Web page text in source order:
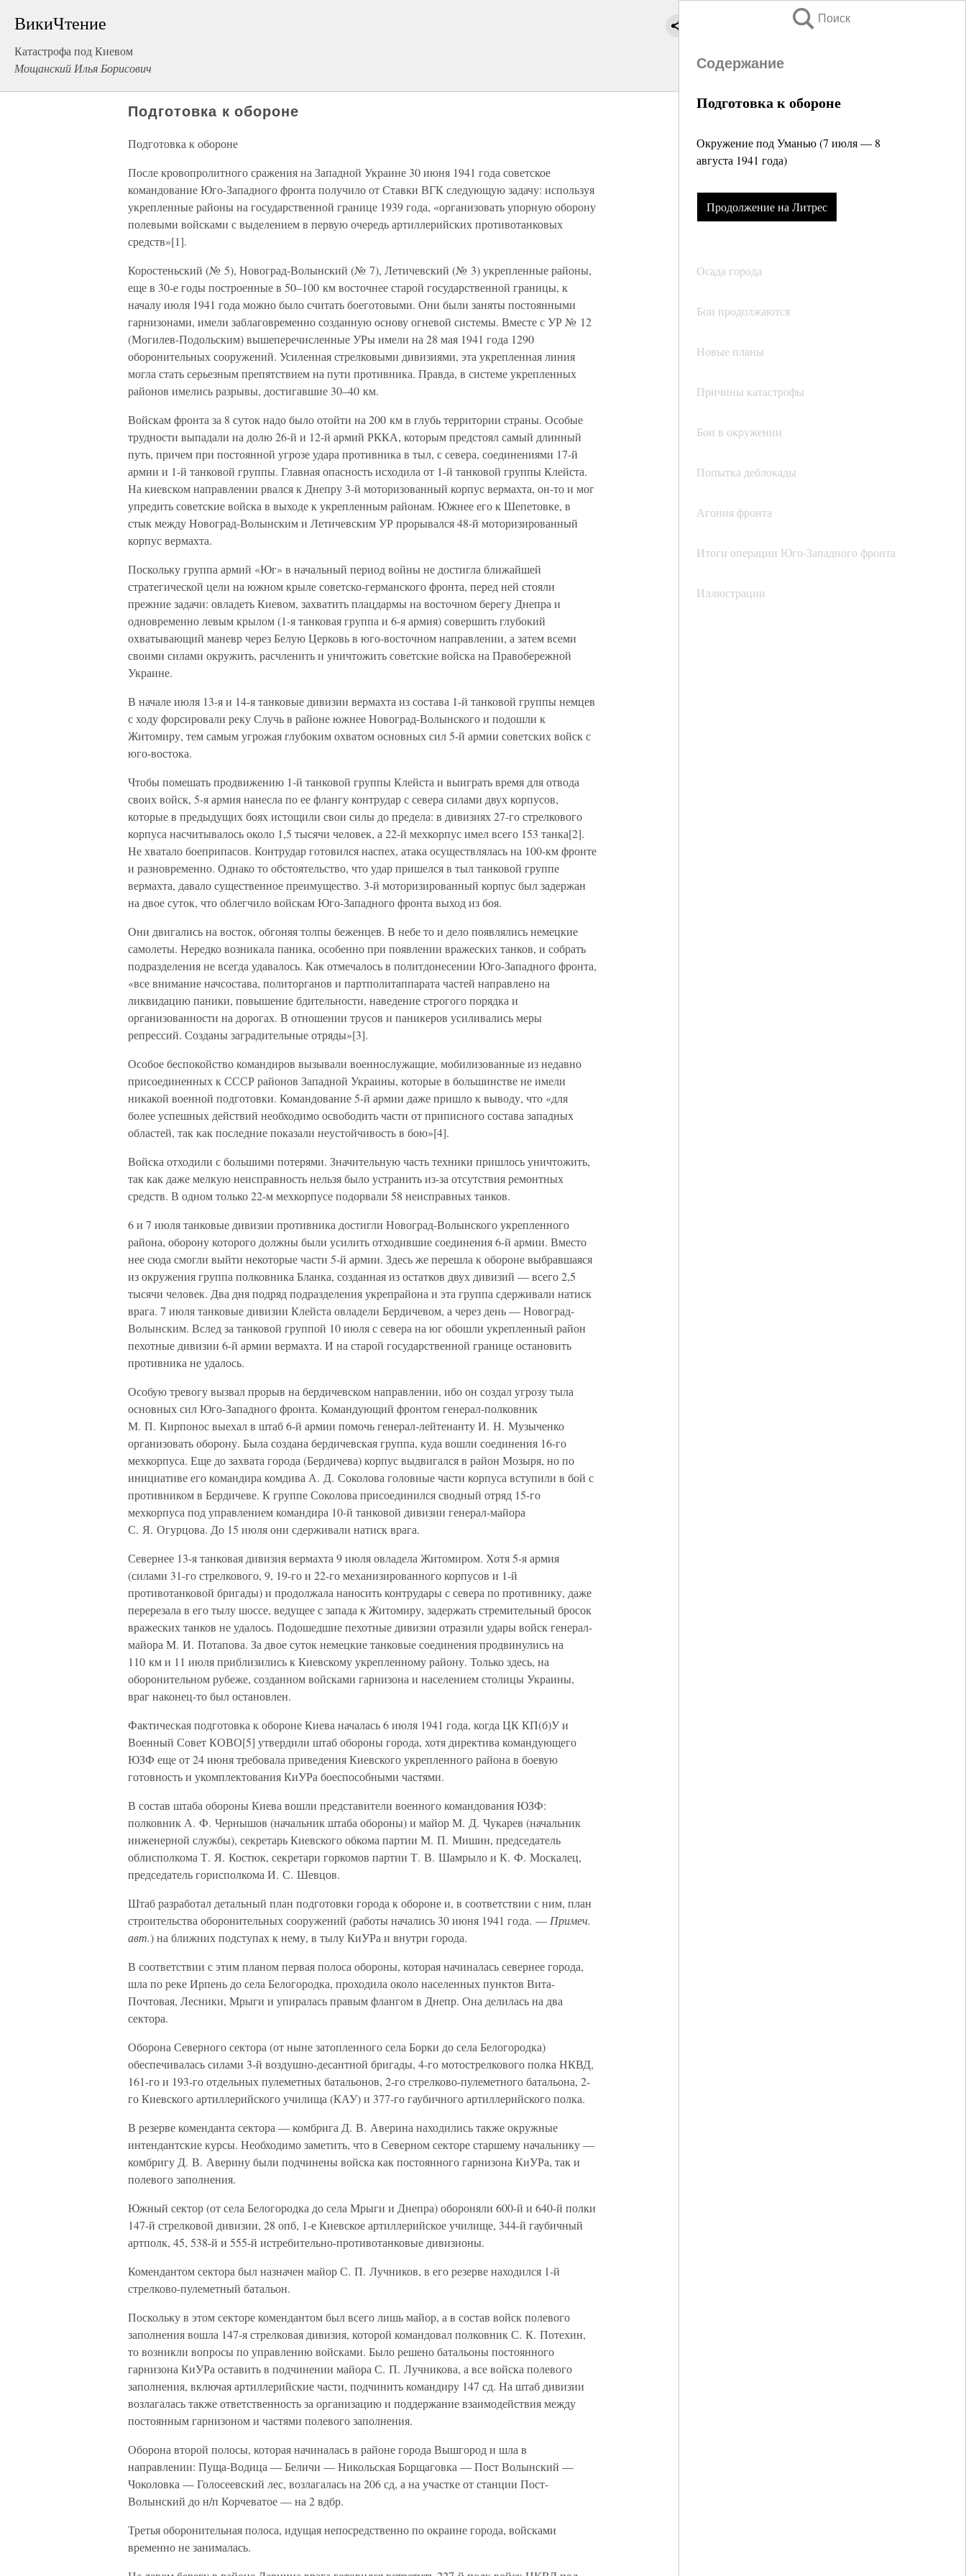
ВикиЧтение
Катастрофа под Киевом
Мощанский Илья Борисович
Поиск
Содержание
Подготовка к обороне
Окружение под Уманью (7 июля — 8
августа 1941 года)
Продолжение на Литрес
Осада города
Бои продолжаются
Новые планы
Причины катастрофы
Бои в окружении
Попытка деблокады
Агония фронта
Итоги операции Юго-Западного фронта
Иллюстрации
Подготовка к обороне
Подготовка к обороне
После кровопролитного сражения на Западной Украине 30 июня 1941 года советское
командование Юго-Западного фронта получило от Ставки ВГК следующую задачу: используя
укрепленные районы на государственной границе 1939 года, «организовать упорную оборону
полевыми войсками с выделением в первую очередь артиллерийских противотанковых
средств»[1].
Коростеньский (№ 5), Новоград-Волынский (№ 7), Летичевский (№ 3) укрепленные районы,
еще в 30-е годы построенные в 50–100 км восточнее старой государственной границы, к
началу июля 1941 года можно было считать боеготовыми. Они были заняты постоянными
гарнизонами, имели заблаговременно созданную основу огневой системы. Вместе с УР № 12
(Могилев-Подольским) вышеперечисленные УРы имели на 28 мая 1941 года 1290
оборонительных сооружений. Усиленная стрелковыми дивизиями, эта укрепленная линия
могла стать серьезным препятствием на пути противника. Правда, в системе укрепленных
районов имелись разрывы, достигавшие 30–40 км.
Войскам фронта за 8 суток надо было отойти на 200 км в глубь территории страны. Особые
трудности выпадали на долю 26-й и 12-й армий РККА, которым предстоял самый длинный
путь, причем при постоянной угрозе удара противника в тыл, с севера, соединениями 17-й
армии и 1-й танковой группы. Главная опасность исходила от 1-й танковой группы Клейста.
На киевском направлении рвался к Днепру 3-й моторизованный корпус вермахта, он-то и мог
упредить советские войска в выходе к укрепленным районам. Южнее его к Шепетовке, в
стык между Новоград-Волынским и Летичевским УР прорывался 48-й моторизированный
корпус вермахта.
Поскольку группа армий «Юг» в начальный период войны не достигла ближайшей
стратегической цели на южном крыле советско-германского фронта, перед ней стояли
прежние задачи: овладеть Киевом, захватить плацдармы на восточном берегу Днепра и
одновременно левым крылом (1-я танковая группа и 6-я армия) совершить глубокий
охватывающий маневр через Белую Церковь в юго-восточном направлении, а затем всеми
своими силами окружить, расчленить и уничтожить советские войска на Правобережной
Украине.
В начале июля 13-я и 14-я танковые дивизии вермахта из состава 1-й танковой группы немцев
с ходу форсировали реку Случь в районе южнее Новоград-Волынского и подошли к
Житомиру, тем самым угрожая глубоким охватом основных сил 5-й армии советских войск с
юго-востока.
Чтобы помешать продвижению 1-й танковой группы Клейста и выиграть время для отвода
своих войск, 5-я армия нанесла по ее флангу контрудар с севера силами двух корпусов,
которые в предыдущих боях истощили свои силы до предела: в дивизиях 27-го стрелкового
корпуса насчитывалось около 1,5 тысячи человек, а 22-й мехкорпус имел всего 153 танка[2].
Не хватало боеприпасов. Контрудар готовился наспех, атака осуществлялась на 100-км фронте
и разновременно. Однако то обстоятельство, что удар пришелся в тыл танковой группе
вермахта, давало существенное преимущество. 3-й моторизированный корпус был задержан
на двое суток, что облегчило войскам Юго-Западного фронта выход из боя.
Они двигались на восток, обгоняя толпы беженцев. В небе то и дело появлялись немецкие
самолеты. Нередко возникала паника, особенно при появлении вражеских танков, и собрать
подразделения не всегда удавалось. Как отмечалось в политдонесении Юго-Западного фронта,
«все внимание начсостава, политорганов и партполитаппарата частей направлено на
ликвидацию паники, повышение бдительности, наведение строгого порядка и
организованности на дорогах. В отношении трусов и паникеров усиливались меры
репрессий. Созданы заградительные отряды»[3].
Особое беспокойство командиров вызывали военнослужащие, мобилизованные из недавно
присоединенных к СССР районов Западной Украины, которые в большинстве не имели
никакой военной подготовки. Командование 5-й армии даже пришло к выводу, что «для
более успешных действий необходимо освободить части от приписного состава западных
областей, так как последние показали неустойчивость в бою»[4].
Войска отходили с большими потерями. Значительную часть техники пришлось уничтожить,
так как даже мелкую неисправность нельзя было устранить из-за отсутствия ремонтных
средств. В одном только 22-м мехкорпусе подорвали 58 неисправных танков.
6 и 7 июля танковые дивизии противника достигли Новоград-Волынского укрепленного
района, оборону которого должны были усилить отходившие соединения 6-й армии. Вместо
нее сюда смогли выйти некоторые части 5-й армии. Здесь же перешла к обороне выбравшаяся
из окружения группа полковника Бланка, созданная из остатков двух дивизий — всего 2,5
тысячи человек. Два дня подряд подразделения укрепрайона и эта группа сдерживали натиск
врага. 7 июля танковые дивизии Клейста овладели Бердичевом, а через день — Новоград-
Волынским. Вслед за танковой группой 10 июля с севера на юг обошли укрепленный район
пехотные дивизии 6-й армии вермахта. И на старой государственной границе остановить
противника не удалось.
Особую тревогу вызвал прорыв на бердичевском направлении, ибо он создал угрозу тыла
основных сил Юго-Западного фронта. Командующий фронтом генерал-полковник
М. П. Кирпонос выехал в штаб 6-й армии помочь генерал-лейтенанту И. Н. Музыченко
организовать оборону. Была создана бердичевская группа, куда вошли соединения 16-го
мехкорпуса. Еще до захвата города (Бердичева) корпус выдвигался в район Мозыря, но по
инициативе его командира комдива А. Д. Соколова головные части корпуса вступили в бой с
противником в Бердичеве. К группе Соколова присоединился сводный отряд 15-го
мехкорпуса под управлением командира 10-й танковой дивизии генерал-майора
С. Я. Огурцова. До 15 июля они сдерживали натиск врага.
Севернее 13-я танковая дивизия вермахта 9 июля овладела Житомиром. Хотя 5-я армия
(силами 31-го стрелкового, 9, 19-го и 22-го механизированного корпусов и 1-й
противотанковой бригады) и продолжала наносить контрудары с севера по противнику, даже
перерезала в его тылу шоссе, ведущее с запада к Житомиру, задержать стремительный бросок
вражеских танков не удалось. Подошедшие пехотные дивизии отразили удары войск генерал-
майора М. И. Потапова. За двое суток немецкие танковые соединения продвинулись на
110 км и 11 июля приблизились к Киевскому укрепленному району. Только здесь, на
оборонительном рубеже, созданном войсками гарнизона и населением столицы Украины,
враг наконец-то был остановлен.
Фактическая подготовка к обороне Киева началась 6 июля 1941 года, когда ЦК КП(б)У и
Военный Совет КОВО[5] утвердили штаб обороны города, хотя директива командующего
ЮЗФ еще от 24 июня требовала приведения Киевского укрепленного района в боевую
готовность и укомплектования КиУРа боеспособными частями.
В состав штаба обороны Киева вошли представители военного командования ЮЗФ:
полковник А. Ф. Чернышов (начальник штаба обороны) и майор М. Д. Чукарев (начальник
инженерной службы), секретарь Киевского обкома партии М. П. Мишин, председатель
облисполкома Т. Я. Костюк, секретари горкомов партии Т. В. Шамрыло и К. Ф. Москалец,
председатель горисполкома И. С. Шевцов.
Штаб разработал детальный план подготовки города к обороне и, в соответствии с ним, план
строительства оборонительных сооружений (работы начались 30 июня 1941 года. — Примеч.
авт.) на ближних подступах к нему, в тылу КиУРа и внутри города.
В соответствии с этим планом первая полоса обороны, которая начиналась севернее города,
шла по реке Ирпень до села Белогородка, проходила около населенных пунктов Вита-
Почтовая, Лесники, Мрыги и упиралась правым флангом в Днепр. Она делилась на два
сектора.
Оборона Северного сектора (от ныне затопленного села Борки до села Белогородка)
обеспечивалась силами 3-й воздушно-десантной бригады, 4-го мотострелкового полка НКВД,
161-го и 193-го отдельных пулеметных батальонов, 2-го стрелково-пулеметного батальона, 2-
го Киевского артиллерийского училища (КАУ) и 377-го гаубичного артиллерийского полка.
В резерве коменданта сектора — комбрига Д. В. Аверина находились также окружные
интендантские курсы. Необходимо заметить, что в Северном секторе старшему начальнику —
комбригу Д. В. Аверину были подчинены войска как постоянного гарнизона КиУРа, так и
полевого заполнения.
Южный сектор (от села Белогородка до села Мрыги и Днепра) обороняли 600-й и 640-й полки
147-й стрелковой дивизии, 28 опб, 1-е Киевское артиллерийское училище, 344-й гаубичный
артполк, 45, 538-й и 555-й истребительно-противотанковые дивизионы.
Комендантом сектора был назначен майор С. П. Лучников, в его резерве находился 1-й
стрелково-пулеметный батальон.
Поскольку в этом секторе комендантом был всего лишь майор, а в состав войск полевого
заполнения вошла 147-я стрелковая дивизия, которой командовал полковник С. К. Потехин,
то возникли вопросы по управлению войсками. Было решено батальоны постоянного
гарнизона КиУРа оставить в подчинении майора С. П. Лучникова, а все войска полевого
заполнения, включая артиллерийские части, подчинить командиру 147 сд. На штаб дивизии
возлагалась также ответственность за организацию и поддержание взаимодействия между
постоянным гарнизоном и частями полевого заполнения.
Оборона второй полосы, которая начиналась в районе города Вышгород и шла в
направлении: Пуща-Водица — Беличи — Никольская Борщаговка — Пост Волынский —
Чоколовка — Голосеевский лес, возлагалась на 206 сд, а на участке от станции Пост-
Волынский до н/п Корчеватое — на 2 вдбр.
Третья оборонительная полоса, идущая непосредственно по окраине города, войсками
временно не занималась.